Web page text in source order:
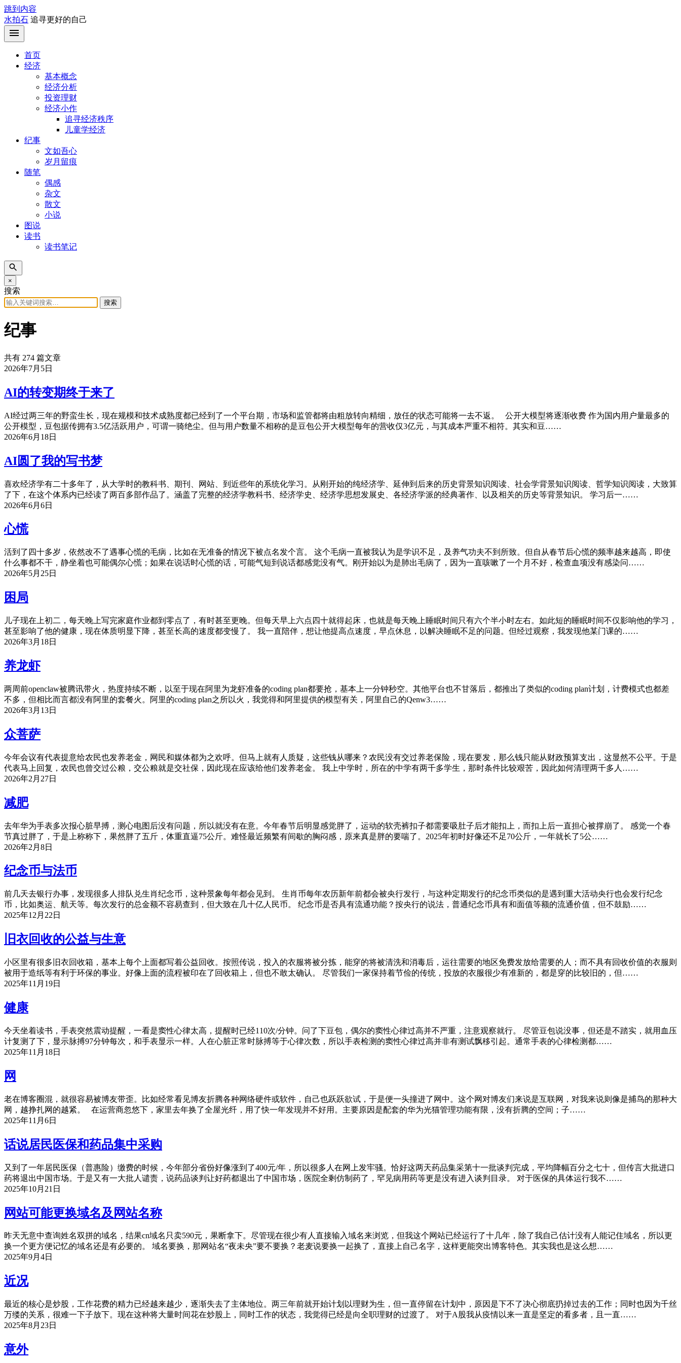
跳到内容
水拍石 追寻更好的自己
首页
经济
基本概念
经济分析
投资理财
经济小作
追寻经济秩序
儿童学经济
纪事
文如吾心
岁月留痕
随笔
偶感
杂文
散文
小说
图说
读书
读书笔记
×
搜索
搜索
纪事
共有 274 篇文章
2026年7月5日
AI的转变期终于来了
AI经过两三年的野蛮生长，现在规模和技术成熟度都已经到了一个平台期，市场和监管都将由粗放转向精细，放任的状态可能将一去不返。 公开大模型将逐渐收费 作为国内用户量最多的
公开模型，豆包据传拥有3.5亿活跃用户，可谓一骑绝尘。但与用户数量不相称的是豆包公开大模型每年的营收仅3亿元，与其成本严重不相符。其实和豆……
2026年6月18日
AI圆了我的写书梦
喜欢经济学有二十多年了，从大学时的教科书、期刊、网站、到近些年的系统化学习。从刚开始的纯经济学、延伸到后来的历史背景知识阅读、社会学背景知识阅读、哲学知识阅读，大致算
了下，在这个体系内已经读了两百多部作品了。涵盖了完整的经济学教科书、经济学史、经济学思想发展史、各经济学派的经典著作、以及相关的历史等背景知识。 学习后一……
2026年6月6日
心慌
活到了四十多岁，依然改不了遇事心慌的毛病，比如在无准备的情况下被点名发个言。 这个毛病一直被我认为是学识不足，及养气功夫不到所致。但自从春节后心慌的频率越来越高，即使
什么事都不干，静坐着也可能偶尔心慌；如果在说话时心慌的话，可能气短到说话都感觉没有气。刚开始以为是肺出毛病了，因为一直咳嗽了一个月不好，检查血项没有感染问……
2026年5月25日
困局
儿子现在上初二，每天晚上写完家庭作业都到零点了，有时甚至更晚。但每天早上六点四十就得起床，也就是每天晚上睡眠时间只有六个半小时左右。如此短的睡眠时间不仅影响他的学习，
甚至影响了他的健康，现在体质明显下降，甚至长高的速度都变慢了。 我一直陪伴，想让他提高点速度，早点休息，以解决睡眠不足的问题。但经过观察，我发现他某门课的……
2026年3月18日
养龙虾
两周前openclaw被腾讯带火，热度持续不断，以至于现在阿里为龙虾准备的coding plan都要抢，基本上一分钟秒空。其他平台也不甘落后，都推出了类似的coding plan计划，计费模式也都差
不多，但相比而言都没有阿里的套餐火。阿里的coding plan之所以火，我觉得和阿里提供的模型有关，阿里自己的Qenw3……
2026年3月13日
众菩萨
今年会议有代表提意给农民也发养老金，网民和媒体都为之欢呼。但马上就有人质疑，这些钱从哪来？农民没有交过养老保险，现在要发，那么钱只能从财政预算支出，这显然不公平。于是
代表马上回复，农民也曾交过公粮，交公粮就是交社保，因此现在应该给他们发养老金。 我上中学时，所在的中学有两千多学生，那时条件比较艰苦，因此如何清理两千多人……
2026年2月27日
减肥
去年华为手表多次报心脏早搏，测心电图后没有问题，所以就没有在意。今年春节后明显感觉胖了，运动的软壳裤扣子都需要吸肚子后才能扣上，而扣上后一直担心被撑崩了。 感觉一个春
节真过胖了，于是上称称下，果然胖了五斤，体重直逼75公斤。难怪最近频繁有间歇的胸闷感，原来真是胖的要喘了。2025年初时好像还不足70公斤，一年就长了5公……
2026年2月8日
纪念币与法币
前几天去银行办事，发现很多人排队兑生肖纪念币，这种景象每年都会见到。 生肖币每年农历新年前都会被央行发行，与这种定期发行的纪念币类似的是遇到重大活动央行也会发行纪念
币，比如奥运、航天等。每次发行的总金额不容易查到，但大致在几十亿人民币。 纪念币是否具有流通功能？按央行的说法，普通纪念币具有和面值等额的流通价值，但不鼓励……
2025年12月22日
旧衣回收的公益与生意
小区里有很多旧衣回收箱，基本上每个上面都写着公益回收。按照传说，投入的衣服将被分拣，能穿的将被清洗和消毒后，运往需要的地区免费发放给需要的人；而不具有回收价值的衣服则
被用于造纸等有利于环保的事业。好像上面的流程被印在了回收箱上，但也不敢太确认。 尽管我们一家保持着节俭的传统，投放的衣服很少有准新的，都是穿的比较旧的，但……
2025年11月19日
健康
今天坐着读书，手表突然震动提醒，一看是窦性心律太高，提醒时已经110次/分钟。问了下豆包，偶尔的窦性心律过高并不严重，注意观察就行。 尽管豆包说没事，但还是不踏实，就用血压
计复测了下，显示脉搏97分钟每次，和手表显示一样。人在心脏正常时脉搏等于心律次数，所以手表检测的窦性心律过高并非有测试飘移引起。通常手表的心律检测都……
2025年11月18日
网
老在博客圈混，就很容易被博友带歪。比如经常看见博友折腾各种网络硬件或软件，自己也跃跃欲试，于是便一头撞进了网中。这个网对博友们来说是互联网，对我来说则像是捕鸟的那种大
网，越挣扎网的越紧。 在运营商忽悠下，家里去年换了全屋光纤，用了快一年发现并不好用。主要原因是配套的华为光猫管理功能有限，没有折腾的空间；子……
2025年11月6日
话说居民医保和药品集中采购
又到了一年居民医保（普惠险）缴费的时候，今年部分省份好像涨到了400元/年，所以很多人在网上发牢骚。恰好这两天药品集采第十一批谈判完成，平均降幅百分之七十，但传言大批进口
药将退出中国市场。于是又有一大批人谴责，说药品谈判让好药都退出了中国市场，医院全剩仿制药了，罕见病用药等更是没有进入谈判目录。 对于医保的具体运行我不……
2025年10月21日
网站可能更换域名及网站名称
昨天无意中查询姓名双拼的域名，结果cn域名只卖590元，果断拿下。尽管现在很少有人直接输入域名来浏览，但我这个网站已经运行了十几年，除了我自己估计没有人能记住域名，所以更
换一个更方便记忆的域名还是有必要的。 域名要换，那网站名“夜未央”要不要换？老麦说要换一起换了，直接上自己名字，这样更能突出博客特色。其实我也是这么想……
2025年9月4日
近况
最近的核心是炒股，工作花费的精力已经越来越少，逐渐失去了主体地位。两三年前就开始计划以理财为生，但一直停留在计划中，原因是下不了决心彻底扔掉过去的工作；同时也因为千丝
万缕的关系，很难一下子放下。现在这种将大量时间花在炒股上，同时工作的状态，我觉得已经是向全职理财的过渡了。 对于A股我从疫情以来一直是坚定的看多者，且一直……
2025年8月23日
意外